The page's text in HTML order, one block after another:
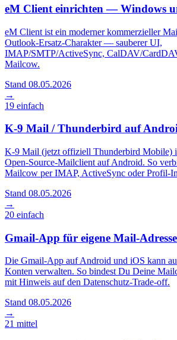
eM Client einrichten — Windows
eM Client ist ein moderner kommerzieller
Outlook-Ersatz-Charakter — sauberer UI,
IMAP/SMTP/ActiveSync, CalDAV/
Mailcow.
Stand 08.05.2026
→
19 einfach
K-9 Mail / Thunderbird auf
K-9 Mail (jetzt offiziell Thunderbird Mobile)
Open-Source-Mailclient auf Android. So
Mailcow per IMAP, ActiveSync oder Profil-
Stand 08.05.2026
→
20 einfach
Gmail-App für eigene Mail-
Die Gmail-App auf Android und iOS kann
Konten verwalten. So bindest Du Deine
mit Hinweis auf den Datenschutz-Trade-off.
Stand 08.05.2026
→
21 mittel